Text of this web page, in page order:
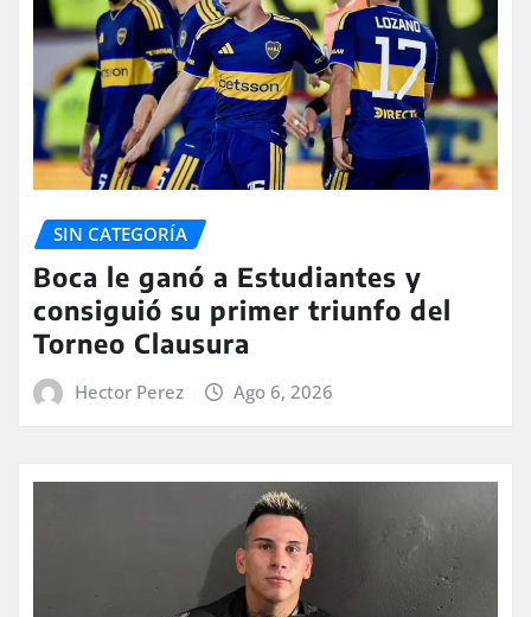
SIN CATEGORÍA
Boca le ganó a Estudiantes y
consiguió su primer triunfo del
Torneo Clausura
Hector Perez Ago 6, 2026